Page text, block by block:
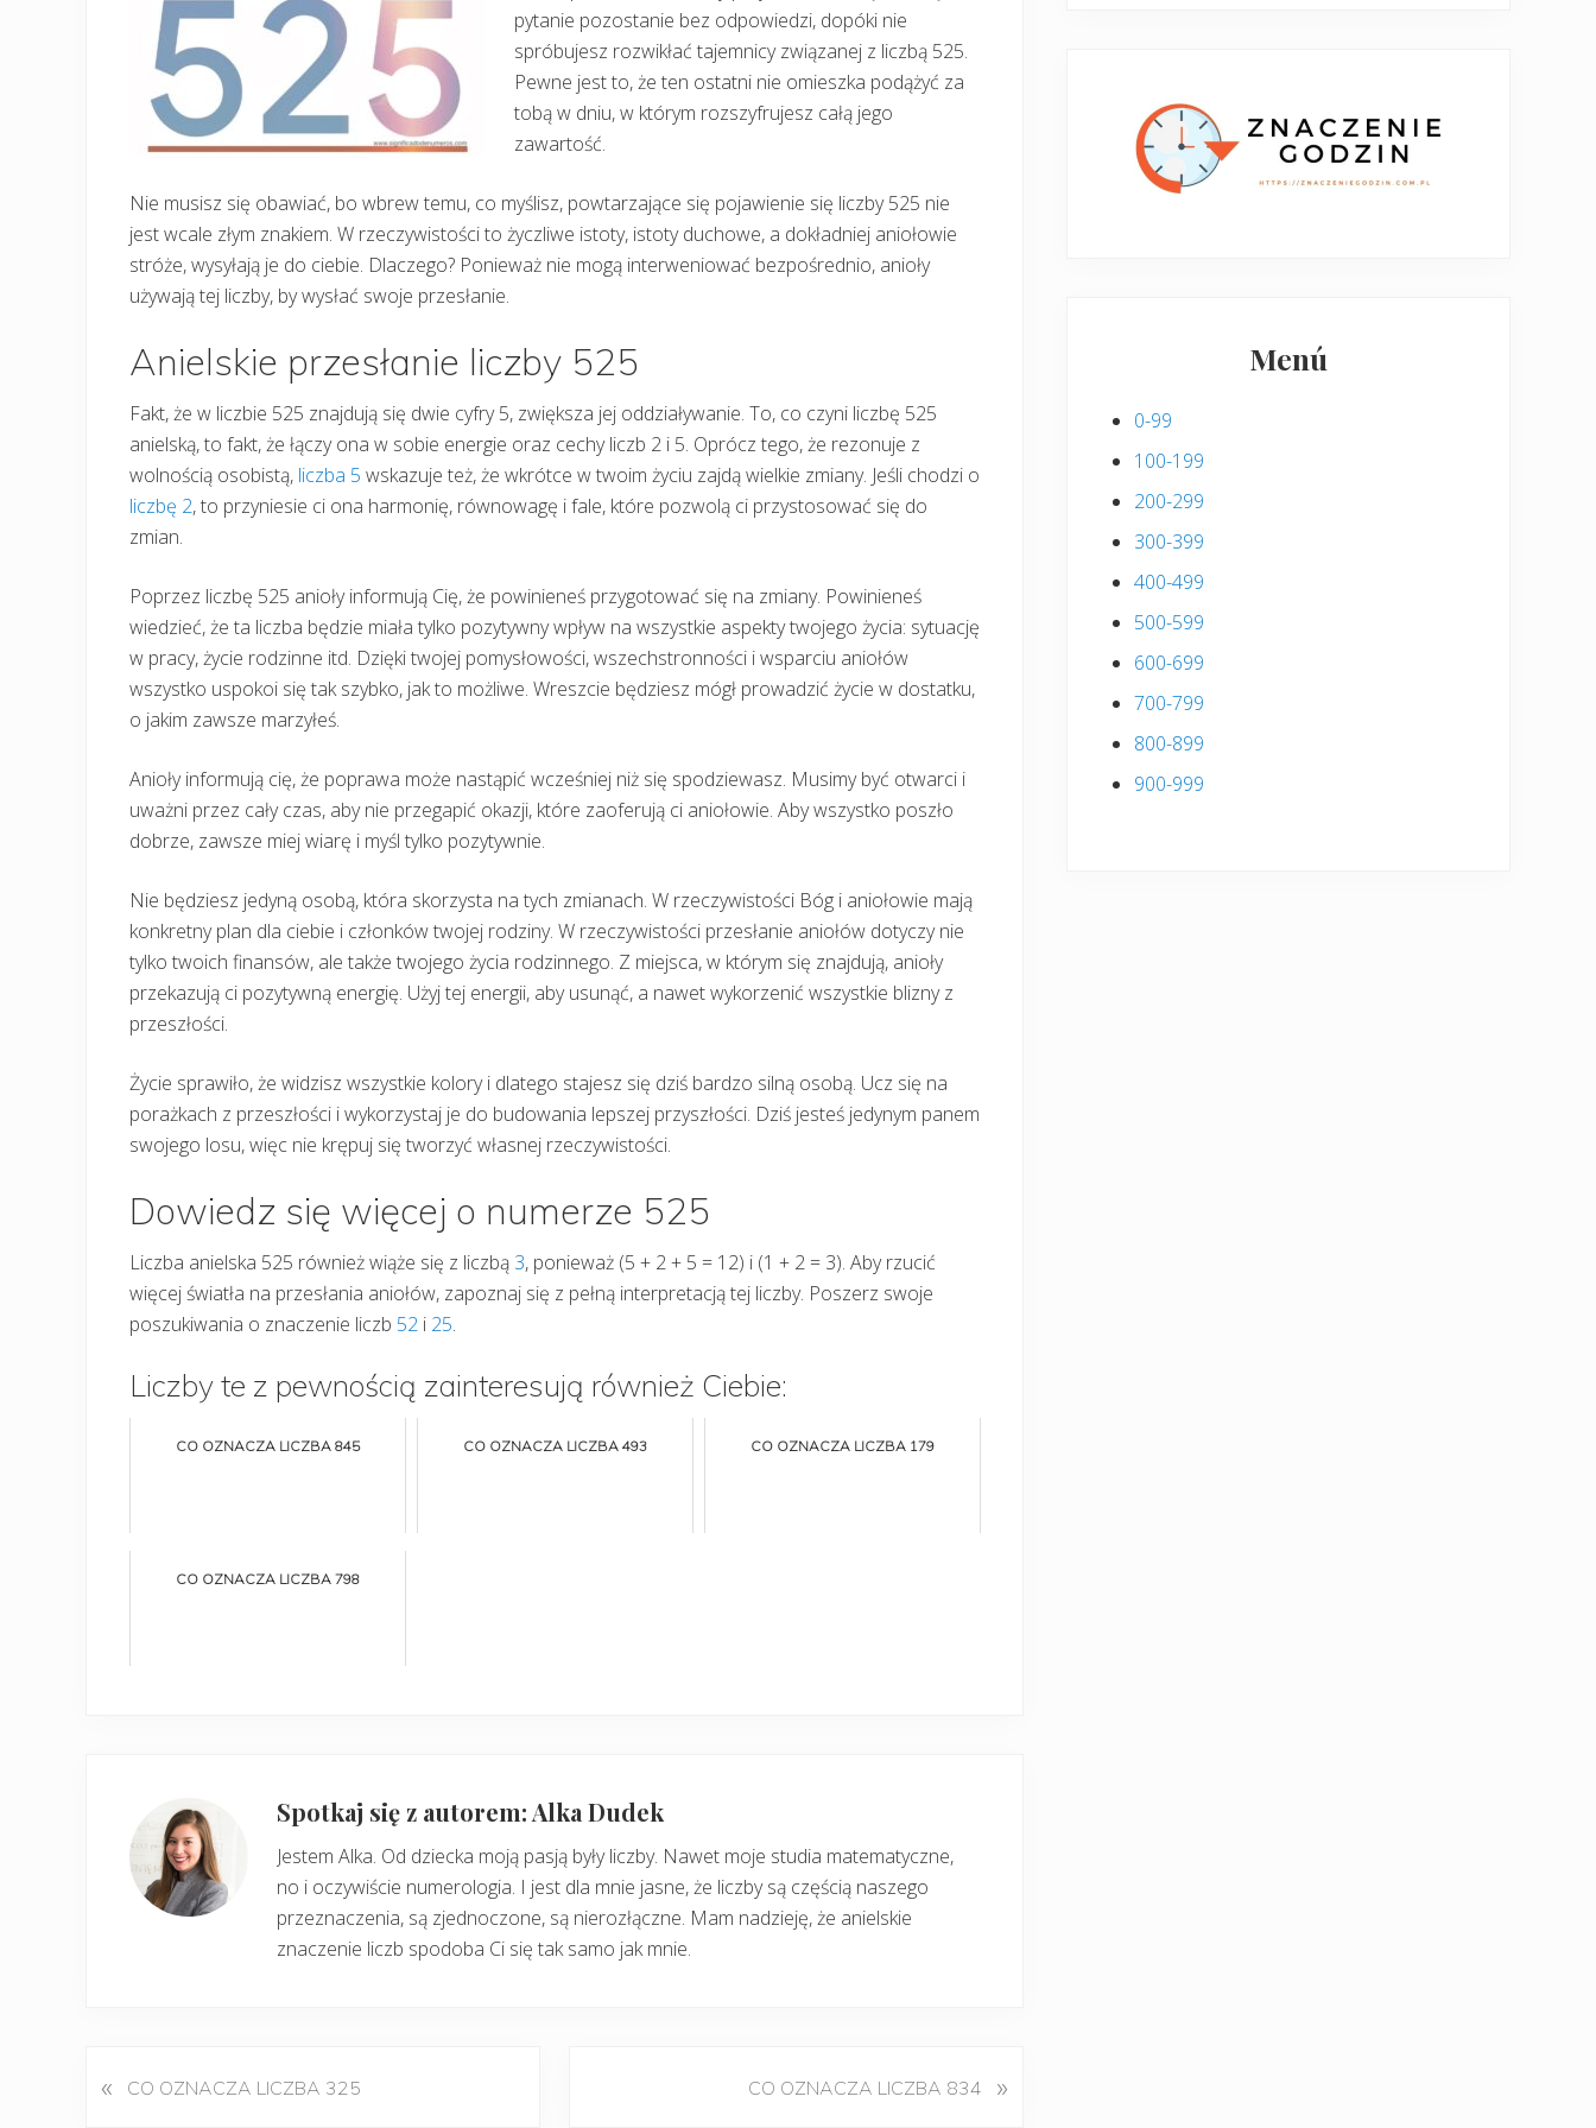
pytanie pozostanie bez odpowiedzi, dopóki nie
spróbujesz rozwikłać tajemnicy związanej z liczbą 525.
Pewne jest to, że ten ostatni nie omieszka podążyć za
tobą w dniu, w którym rozszyfrujesz całą jego
zawartość.
Nie musisz się obawiać, bo wbrew temu, co myślisz, powtarzające się pojawienie się liczby 525 nie
jest wcale złym znakiem. W rzeczywistości to życzliwe istoty, istoty duchowe, a dokładniej aniołowie
stróże, wysyłają je do ciebie. Dlaczego? Ponieważ nie mogą interweniować bezpośrednio, anioły
używają tej liczby, by wysłać swoje przesłanie.
Anielskie przesłanie liczby 525
Fakt, że w liczbie 525 znajdują się dwie cyfry 5, zwiększa jej oddziaływanie. To, co czyni liczbę 525
anielską, to fakt, że łączy ona w sobie energie oraz cechy liczb 2 i 5. Oprócz tego, że rezonuje z
wolnością osobistą, liczba 5 wskazuje też, że wkrótce w twoim życiu zajdą wielkie zmiany. Jeśli chodzi o
liczbę 2, to przyniesie ci ona harmonię, równowagę i fale, które pozwolą ci przystosować się do
zmian.
Poprzez liczbę 525 anioły informują Cię, że powinieneś przygotować się na zmiany. Powinieneś
wiedzieć, że ta liczba będzie miała tylko pozytywny wpływ na wszystkie aspekty twojego życia: sytuację
w pracy, życie rodzinne itd. Dzięki twojej pomysłowości, wszechstronności i wsparciu aniołów
wszystko uspokoi się tak szybko, jak to możliwe. Wreszcie będziesz mógł prowadzić życie w dostatku,
o jakim zawsze marzyłeś.
Anioły informują cię, że poprawa może nastąpić wcześniej niż się spodziewasz. Musimy być otwarci i
uważni przez cały czas, aby nie przegapić okazji, które zaoferują ci aniołowie. Aby wszystko poszło
dobrze, zawsze miej wiarę i myśl tylko pozytywnie.
Nie będziesz jedyną osobą, która skorzysta na tych zmianach. W rzeczywistości Bóg i aniołowie mają
konkretny plan dla ciebie i członków twojej rodziny. W rzeczywistości przesłanie aniołów dotyczy nie
tylko twoich finansów, ale także twojego życia rodzinnego. Z miejsca, w którym się znajdują, anioły
przekazują ci pozytywną energię. Użyj tej energii, aby usunąć, a nawet wykorzenić wszystkie blizny z
przeszłości.
Życie sprawiło, że widzisz wszystkie kolory i dlatego stajesz się dziś bardzo silną osobą. Ucz się na
porażkach z przeszłości i wykorzystaj je do budowania lepszej przyszłości. Dziś jesteś jedynym panem
swojego losu, więc nie krępuj się tworzyć własnej rzeczywistości.
Dowiedz się więcej o numerze 525
Liczba anielska 525 również wiąże się z liczbą 3, ponieważ (5 + 2 + 5 = 12) i (1 + 2 = 3). Aby rzucić
więcej światła na przesłania aniołów, zapoznaj się z pełną interpretacją tej liczby. Poszerz swoje
poszukiwania o znaczenie liczb 52 i 25.
Liczby te z pewnością zainteresują również Ciebie:
CO OZNACZA LICZBA 845 CO OZNACZA LICZBA 493 CO OZNACZA LICZBA 179
CO OZNACZA LICZBA 798
Spotkaj się z autorem: Alka Dudek
Jestem Alka. Od dziecka moją pasją były liczby. Nawet moje studia matematyczne,
no i oczywiście numerologia. I jest dla mnie jasne, że liczby są częścią naszego
przeznaczenia, są zjednoczone, są nierozłączne. Mam nadzieję, że anielskie
znaczenie liczb spodoba Ci się tak samo jak mnie.
P
« CO OZNACZA LICZBA 325 CO OZNACZA LICZBA 834 »
Menú
0-99
100-199
200-299
300-399
400-499
500-599
600-699
700-799
800-899
900-999